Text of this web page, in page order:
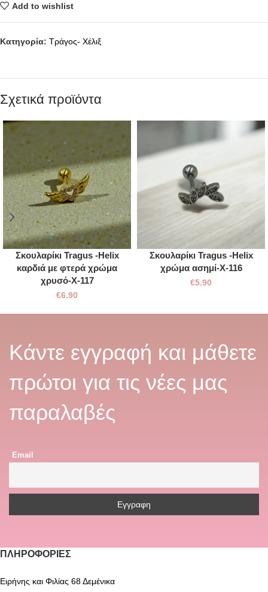
Add to wishlist
Κατηγορία: Τράγος- Χέλιξ
Σχετικά προϊόντα
Σκουλαρίκι Tragus -Helix
καρδιά με φτερά χρώμα
χρυσό-Χ-117
€6.90
Σκουλαρίκι Tragus -Helix
χρώμα ασημί-Χ-116
€5.90
Κάντε εγγραφή και μάθετε
πρώτοι για τις νέες μας
παραλαβές
Email
ΠΛΗΡΟΦΟΡΊΕΣ
Ειρήνης και Φιλίας 68 Δεμένικα